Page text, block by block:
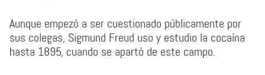
Aunque empezó a ser cuestionado públicamente por
sus colegas, Sigmund Freud uso y estudio la cocaína
hasta 1895, cuando se apartó de este campo.